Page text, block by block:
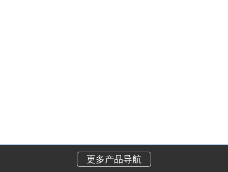
更多产品导航